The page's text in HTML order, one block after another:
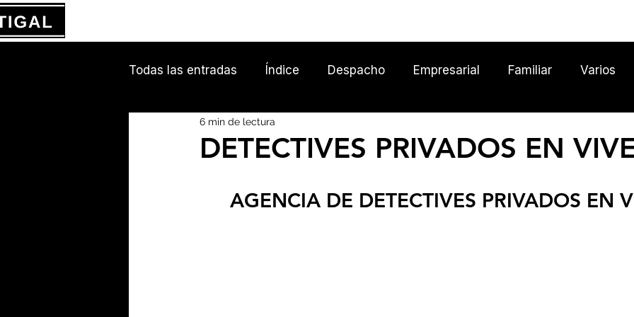
Todas las entradas Índice Despacho Empresarial Familiar Varios
DETECTIVES PRIVADOS EN
6 min de lectura
AGENCIA DE DETECTIVES PRIVADOS EN